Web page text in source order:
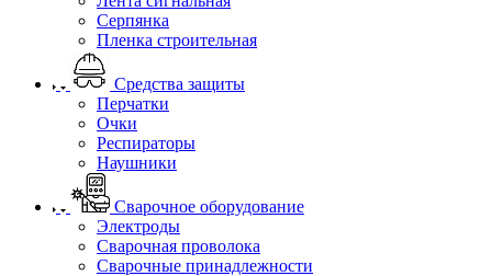
Серпянка
Пленка строительная
Средства защиты
Перчатки
Очки
Респираторы
Наушники
Сварочное оборудование
Электроды
Сварочная проволока
Сварочные принадлежности